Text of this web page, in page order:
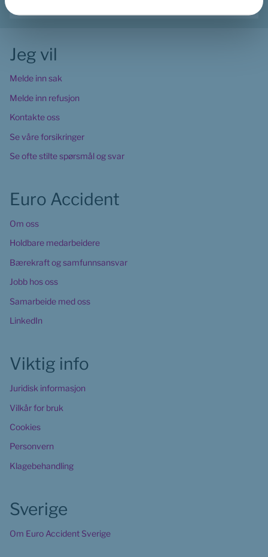
Jeg vil
Melde inn sak
Melde inn refusjon
Kontakte oss
Se våre forsikringer
Se ofte stilte spørsmål og svar
Euro Accident
Om oss
Holdbare medarbeidere
Bærekraft og samfunnsansvar
Jobb hos oss
Samarbeide med oss
LinkedIn
Viktig info
Juridisk informasjon
Vilkår for bruk
Cookies
Personvern
Klagebehandling
Sverige
Om Euro Accident Sverige